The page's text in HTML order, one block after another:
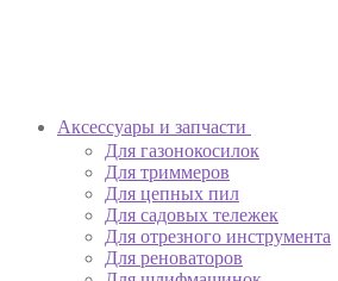
Аксессуары и запчасти
Для газонокосилок
Для триммеров
Для цепных пил
Для садовых тележек
Для отрезного инструмента
Для реноваторов